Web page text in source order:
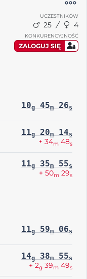
UCZESTNIKÓW
25 4
KONKURENCYJNOŚĆ
ZALOGUJ SIĘ
10g 45m 26s
11g 20m 14s
+ 34m 48s
11g 35m 55s
+ 50m 29s
11g 59m 06s
14g 38m 55s
+ 2g 39m 49s